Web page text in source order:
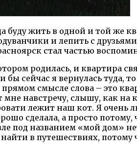
буду жить в одной и той же
и лепить с
стал частью
родилась, и квартира
бы сейчас я вернулась туда,
смысле слова – это
мне навстречу, слышу, как
лежит наш кот. Я очень
сделала, а просто потому,
под названием «мой дом»
в путешествиях,